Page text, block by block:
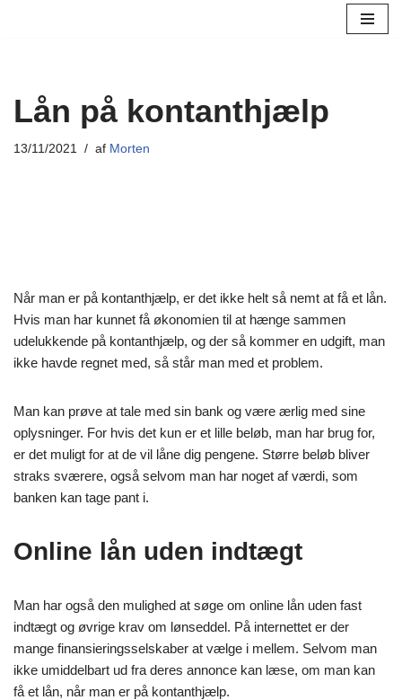
Lån på kontanthjælp
13/11/2021 af Morten
Når man er på kontanthjælp, er det ikke helt så nemt at få et lån.
Hvis man har kunnet få økonomien til at hænge sammen
udelukkende på kontanthjælp, og der så kommer en udgift, man
ikke havde regnet med, så står man med et problem.
Man kan prøve at tale med sin bank og være ærlig med sine
oplysninger. For hvis det kun er et lille beløb, man har brug for,
er det muligt for at de vil låne dig pengene. Større beløb bliver
straks sværere, også selvom man har noget af værdi, som
banken kan tage pant i.
Online lån uden indtægt
Man har også den mulighed at søge om online lån uden fast
indtægt og øvrige krav om lønseddel. På internettet er der
mange finansieringsselskaber at vælge i mellem. Selvom man
ikke umiddelbart ud fra deres annonce kan læse, om man kan
få et lån, når man er på kontanthjælp.